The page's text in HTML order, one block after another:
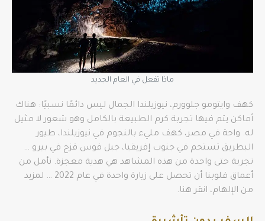
ماذا تفعل في العام الجديد
كهف وايتومو جلوورم، نيوزيلندا الجمال ليس دائمًا نسبيًا: هناك
أماكن يتم فيها تجربة كرم الطبيعة بالكامل وهو شعور لا مثيل
له. واحة في مصر، كهف مليء بالنجوم في نيوزيلندا، طيور
البطريق تستحم في جنوب إفريقيا، جبل قوس قزح في بيرو …
تجربة حتى واحدة من هذه المشاهد هي هدية معجزة. نأمل من
أعماق قلوبنا أن تحصل على زيارة واحدة في عام 2022 … لمزيد
من الإلهام، انقر هنا.